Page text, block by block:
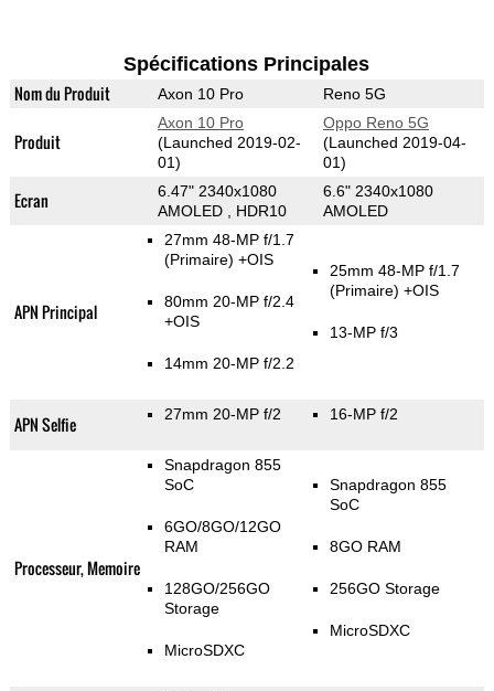
Spécifications Principales
Nom du Produit Axon 10 Pro Reno 5G
Produit
Axon 10 Pro
(Launched 2019-02-
01)
Oppo Reno 5G
(Launched 2019-04-
01)
Ecran
6.47" 2340x1080
AMOLED , HDR10
6.6" 2340x1080
AMOLED
APN Principal
27mm 48-MP f/1.7
(Primaire) +OIS
80mm 20-MP f/2.4
+OIS
14mm 20-MP f/2.2
25mm 48-MP f/1.7
(Primaire) +OIS
13-MP f/3
APN Selfie 27mm 20-MP f/2 16-MP f/2
Processeur, Memoire
Snapdragon 855
SoC
6GO/8GO/12GO
RAM
128GO/256GO
Storage
MicroSDXC
Snapdragon 855
SoC
8GO RAM
256GO Storage
MicroSDXC